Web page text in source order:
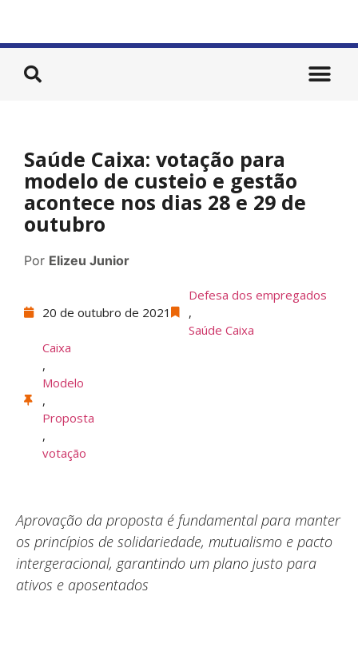
Saúde Caixa: votação para
modelo de custeio e gestão
acontece nos dias 28 e 29 de
outubro
Por Elizeu Junior
20 de outubro de 2021
Defesa dos empregados
,
Saúde Caixa
Caixa
,
Modelo
,
Proposta
,
votação
Aprovação da proposta é fundamental para manter
os princípios de solidariedade, mutualismo e pacto
intergeracional, garantindo um plano justo para
ativos e aposentados